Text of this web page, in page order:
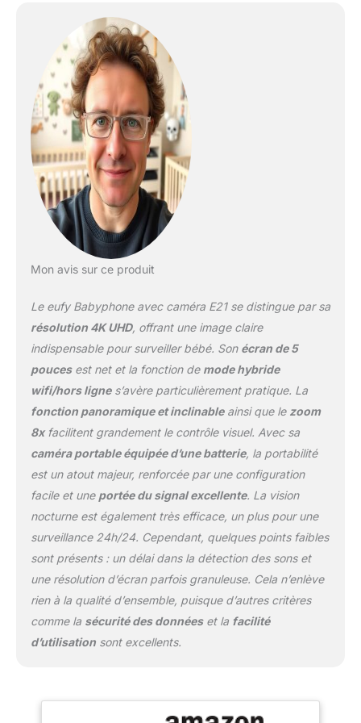
avec une rotation à 330°,
une inclinaison à 60° et
un zoom 8×, rien ne
vous échappe. La vision
nocturne montre les
moindres mouvements,
même dans l'obscurité,
tels que soulever et
abaisser la poitrine. Des
jumeaux ? Avec l'écran
partagé, vous avez les
5000 mAh rend la
caméra prête à l'emploi
n'importe où, que ce soit
ou en cas de coupure de
courant. Sommeil
paisible grâce à la
surveillance intelligente :
bruit réduit le bruit de
fond de 20 dB, tandis
que la caméra vous
avertit en cas de pleurs,
température et de bruit.
Avec l'enregistrement
24h/24, 7j/7, vous
pouvez analyser les
Sûr et privé - à tout
moment : avec un
connexion locale. Le
cryptage de pointe (RSA-
Mon avis sur ce produit
Le eufy Babyphone avec caméra E21 se distingue par sa
résolution 4K UHD, offrant une image claire
indispensable pour surveiller bébé. Son écran de 5
poucesest net et la fonction de mode hybride
wifi/hors lignes’avère particulièrement pratique. La
fonction panoramique et inclinableainsi que le zoom
8xfacilitent grandement le contrôle visuel. Avec sa
caméra portable équipée d’une batterie, la portabilité
est un atout majeur, renforcée par une configuration
facile et une portée du signal excellente. La vision
nocturne est également très efficace, un plus pour une
surveillance 24h/24. Cependant, quelques points faibles
sont présents : un délai dans la détection des sons et
une résolution d’écran parfois granuleuse. Cela n’enlève
rien à la qualité d’ensemble, puisque d’autres critères
comme la sécurité des donnéeset la facilité
d’utilisationsont excellents.